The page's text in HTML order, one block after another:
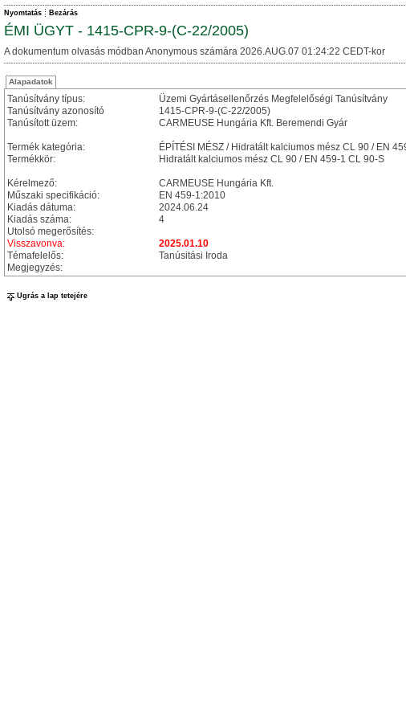
Nyomtatás Bezárás
ÉMI ÜGYT - 1415-CPR-9-(C-22/2005)
A dokumentum olvasás módban Anonymous számára 2026.AUG.07 01:24:22 CEDT-kor
Alapadatok
Tanúsítvány típus:
Üzemi Gyártásellenőrzés Megfelelőségi Tanúsítvány
Tanúsítvány azonosító
1415-CPR-9-(C-22/2005)
Tanúsított üzem:
CARMEUSE Hungária Kft. Beremendi Gyár
Termék kategória:
ÉPÍTÉSI MÉSZ / Hidratált kalciumos mész CL 90 / EN
Termékkör:
Hidratált kalciumos mész CL 90 / EN 459-1 CL 90-S
Kérelmező:
CARMEUSE Hungária Kft.
Műszaki specifikáció:
EN 459-1:2010
Kiadás dátuma:
2024.06.24
Kiadás száma:
4
Utolsó megerősítés:
Visszavonva:
2025.01.10
Témafelelős:
Tanúsitási Iroda
Megjegyzés:
Ugrás a lap tetejére